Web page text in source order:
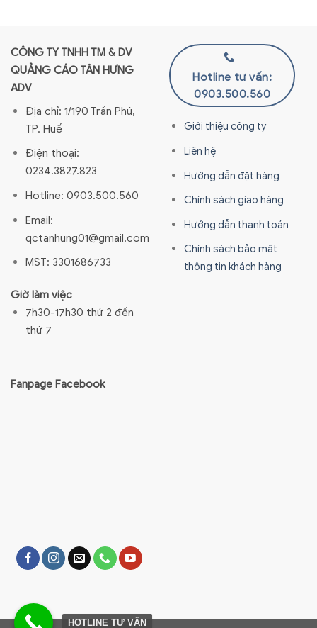
CÔNG TY TNHH TM & DV
QUẢNG CÁO TÂN HƯNG
ADV
Địa chỉ: 1/190 Trần Phú,
TP. Huế
Điện thoại:
0234.3827.823
Hotline: 0903.500.560
Email:
qctanhung01@gmail.com
MST: 3301686733
Giờ làm việc
7h30-17h30 thứ 2 đến
thứ 7
Hotline tư vấn:
0903.500.560
Giới thiệu công ty
Liên hệ
Hướng dẫn đặt hàng
Chính sách giao hàng
Hướng dẫn thanh toán
Chính sách bảo mật
thông tin khách hàng
Fanpage Facebook
HOTLINE TƯ VẤN